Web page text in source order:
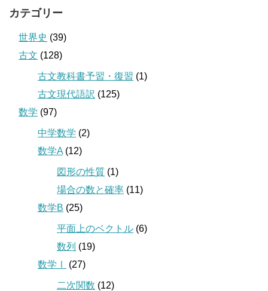
カテゴリー
世界史 (39)
古文 (128)
古文教科書予習・復習 (1)
古文現代語訳 (125)
数学 (97)
中学数学 (2)
数学A (12)
図形の性質 (1)
場合の数と確率 (11)
数学B (25)
平面上のベクトル (6)
数列 (19)
数学Ⅰ
(27)
二次関数 (12)